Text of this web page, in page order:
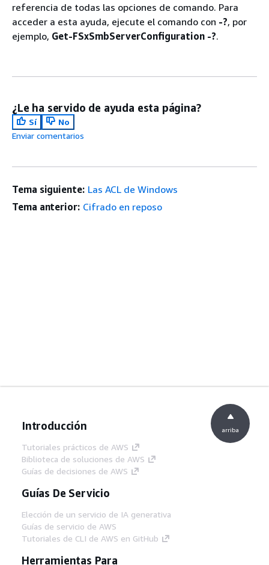
referencia de todas las opciones de comando. Para
acceder a esta ayuda, ejecute el comando con -?, por
ejemplo, Get-FSxSmbServerConfiguration -?.
¿Le ha servido de ayuda esta página?
Sí
No
Enviar comentarios
Tema siguiente: Las ACL de Windows
Tema anterior: Cifrado en reposo
Introducción
Tutoriales prácticos de AWS
Biblioteca de soluciones de AWS
Guías de decisiones de AWS
Guías De Servicio
Elección de un servicio de IA generativa
Guías de servicio de AWS
Tutoriales de CLI de AWS en GitHub
Herramientas Para
arriba